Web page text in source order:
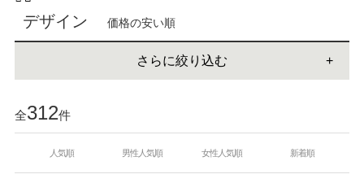
トップ
デザイン 価格の安い順
さらに絞り込む
全312件
人気順 男性人気順 女性人気順 新着順